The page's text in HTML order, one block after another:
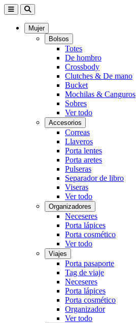
Mujer
Bolsos
Totes
De hombro
Crossbody
Clutches & De mano
Bucket
Mochilas & Canguros
Sobres
Ver todo
Accesorios
Correas
Llaveros
Porta lentes
Porta aretes
Pulseras
Separador de libro
Viseras
Ver todo
Organizadores
Neceseres
Porta lápices
Porta cosmético
Ver todo
Viajes
Porta pasaporte
Tag de viaje
Neceseres
Porta lápices
Porta cosmético
Organizador
Ver todo